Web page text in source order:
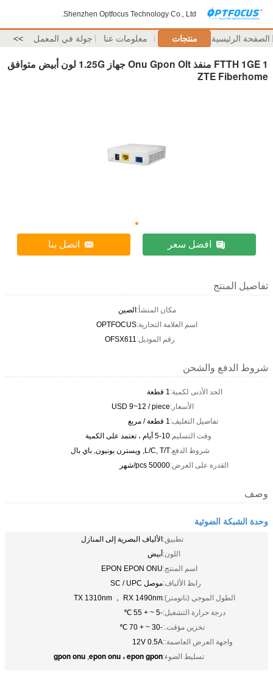
Shenzhen Optfocus Technology Co., Ltd.
الصفحة الرئيسية منتجات معلومات عنا جولة في المعمل >>
FTTH 1GE 1 منفذ Onu Gpon Olt جهاز 1.25G لون أبيض متوافق
ZTE Fiberhome
افضل سعر اتصل بنا
تفاصيل المنتج
مكان المنشأ:الصين
اسم العلامة التجارية:OPTFOCUS
رقم الموديل:OFSX611
شروط الدفع والشحن
الحد الأدنى لكمية:1 قطعة
الأسعار:USD 9~12 / piece
تفاصيل التغليف:1 قطعة / مربع
وقت التسليم:5-10 أيام ، تعتمد على الكمية
شروط الدفع:L/C, T/T, ويسترن يونيون, باي بال
القدرة على العرض:50000 pcs/شهر
وصف
وحدة الشبكة الضوئية
تطبيق:الألياف البصرية إلى المنازل
اللون:أبيض
اسم المنتج:EPON EPON ONU
رابط الألياف:موصل SC / UPC
الطول الموجي (نانومتر):TX 1310nm ， RX 1490nm
درجة حرارة التشغيل:-5 ~ + 55 ℃
تخزين مؤقت.:-30 ~ + 70 ℃
واجهة العرض العاصمة::12V 0.5A
تسليط الضوء:epon onu ، epon gpon,
gpon onu